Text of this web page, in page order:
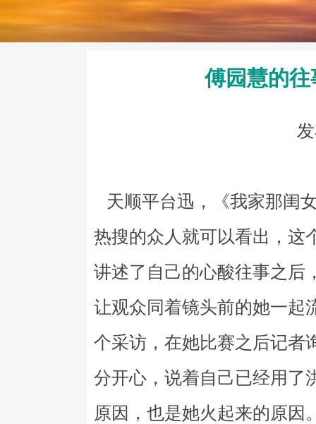
傅园慧的
天顺平台迅，《我家那闺
热搜的众人就可以看出，这
讲述了自己的心酸往事之后
让观众同着镜头前的她一起
个采访，在她比赛之后记者
分开心，说着自己已经用了
原因，也是她火起来的原因